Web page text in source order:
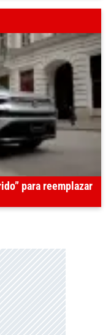
para reemplazar